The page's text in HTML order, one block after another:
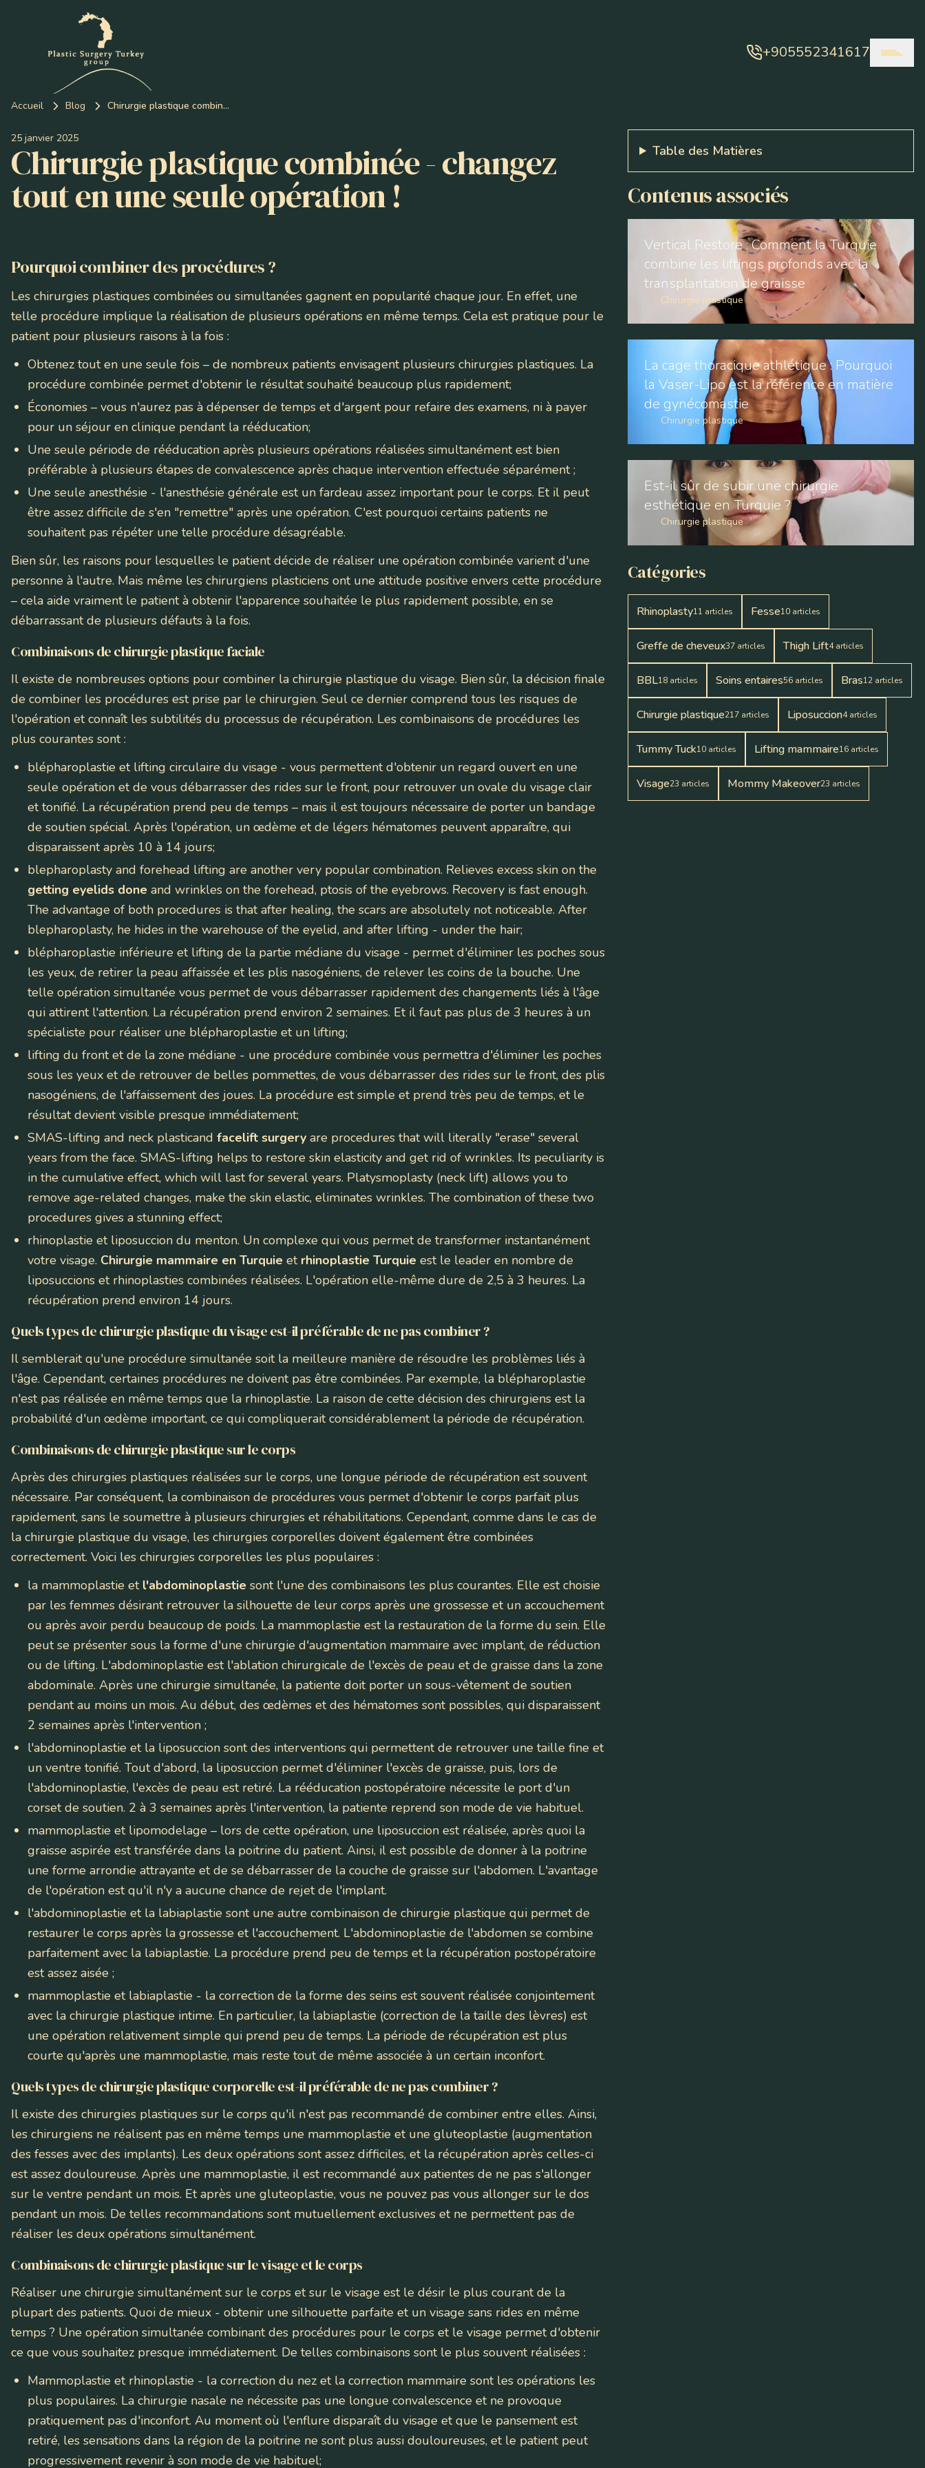
+905552341617
Accueil Blog Chirurgie plastique combinée - changez tout en une seule opération !
25 janvier 2025
Chirurgie plastique combinée - changez
tout en une seule opération !
Pourquoi combiner des procédures ?
Les chirurgies plastiques combinées ou simultanées gagnent en popularité chaque jour. En effet, une
telle procédure implique la réalisation de plusieurs opérations en même temps. Cela est pratique pour le
patient pour plusieurs raisons à la fois :
Obtenez tout en une seule fois – de nombreux patients envisagent plusieurs chirurgies plastiques. La
procédure combinée permet d'obtenir le résultat souhaité beaucoup plus rapidement;
Économies – vous n'aurez pas à dépenser de temps et d'argent pour refaire des examens, ni à payer
pour un séjour en clinique pendant la rééducation;
Une seule période de rééducation après plusieurs opérations réalisées simultanément est bien
préférable à plusieurs étapes de convalescence après chaque intervention effectuée séparément ;
Une seule anesthésie - l'anesthésie générale est un fardeau assez important pour le corps. Et il peut
être assez difficile de s'en "remettre" après une opération. C'est pourquoi certains patients ne
souhaitent pas répéter une telle procédure désagréable.
Bien sûr, les raisons pour lesquelles le patient décide de réaliser une opération combinée varient d'une
personne à l'autre. Mais même les chirurgiens plasticiens ont une attitude positive envers cette procédure
– cela aide vraiment le patient à obtenir l'apparence souhaitée le plus rapidement possible, en se
débarrassant de plusieurs défauts à la fois.
Combinaisons de chirurgie plastique faciale
Il existe de nombreuses options pour combiner la chirurgie plastique du visage. Bien sûr, la décision finale
de combiner les procédures est prise par le chirurgien. Seul ce dernier comprend tous les risques de
l'opération et connaît les subtilités du processus de récupération. Les combinaisons de procédures les
plus courantes sont :
blépharoplastie et lifting circulaire du visage - vous permettent d'obtenir un regard ouvert en une
seule opération et de vous débarrasser des rides sur le front, pour retrouver un ovale du visage clair
et tonifié. La récupération prend peu de temps – mais il est toujours nécessaire de porter un bandage
de soutien spécial. Après l'opération, un œdème et de légers hématomes peuvent apparaître, qui
disparaissent après 10 à 14 jours;
blepharoplasty and forehead lifting are another very popular combination. Relieves excess skin on the
getting eyelids done and wrinkles on the forehead, ptosis of the eyebrows. Recovery is fast enough.
The advantage of both procedures is that after healing, the scars are absolutely not noticeable. After
blepharoplasty, he hides in the warehouse of the eyelid, and after lifting - under the hair;
blépharoplastie inférieure et lifting de la partie médiane du visage - permet d'éliminer les poches sous
les yeux, de retirer la peau affaissée et les plis nasogéniens, de relever les coins de la bouche. Une
telle opération simultanée vous permet de vous débarrasser rapidement des changements liés à l'âge
qui attirent l'attention. La récupération prend environ 2 semaines. Et il faut pas plus de 3 heures à un
spécialiste pour réaliser une blépharoplastie et un lifting;
lifting du front et de la zone médiane - une procédure combinée vous permettra d'éliminer les poches
sous les yeux et de retrouver de belles pommettes, de vous débarrasser des rides sur le front, des plis
nasogéniens, de l'affaissement des joues. La procédure est simple et prend très peu de temps, et le
résultat devient visible presque immédiatement;
SMAS-lifting and neck plasticand facelift surgery are procedures that will literally "erase" several
years from the face. SMAS-lifting helps to restore skin elasticity and get rid of wrinkles. Its peculiarity is
in the cumulative effect, which will last for several years. Platysmoplasty (neck lift) allows you to
remove age-related changes, make the skin elastic, eliminates wrinkles. The combination of these two
procedures gives a stunning effect;
rhinoplastie et liposuccion du menton. Un complexe qui vous permet de transformer instantanément
votre visage. Chirurgie mammaire en Turquie et rhinoplastie Turquie est le leader en nombre de
liposuccions et rhinoplasties combinées réalisées. L'opération elle-même dure de 2,5 à 3 heures. La
récupération prend environ 14 jours.
Quels types de chirurgie plastique du visage est-il préférable de ne pas combiner ?
Il semblerait qu'une procédure simultanée soit la meilleure manière de résoudre les problèmes liés à
l'âge. Cependant, certaines procédures ne doivent pas être combinées. Par exemple, la blépharoplastie
n'est pas réalisée en même temps que la rhinoplastie. La raison de cette décision des chirurgiens est la
probabilité d'un œdème important, ce qui compliquerait considérablement la période de récupération.
Combinaisons de chirurgie plastique sur le corps
Après des chirurgies plastiques réalisées sur le corps, une longue période de récupération est souvent
nécessaire. Par conséquent, la combinaison de procédures vous permet d'obtenir le corps parfait plus
rapidement, sans le soumettre à plusieurs chirurgies et réhabilitations. Cependant, comme dans le cas de
la chirurgie plastique du visage, les chirurgies corporelles doivent également être combinées
correctement. Voici les chirurgies corporelles les plus populaires :
la mammoplastie et l'abdominoplastie sont l'une des combinaisons les plus courantes. Elle est choisie
par les femmes désirant retrouver la silhouette de leur corps après une grossesse et un accouchement
ou après avoir perdu beaucoup de poids. La mammoplastie est la restauration de la forme du sein. Elle
peut se présenter sous la forme d'une chirurgie d'augmentation mammaire avec implant, de réduction
ou de lifting. L'abdominoplastie est l'ablation chirurgicale de l'excès de peau et de graisse dans la zone
abdominale. Après une chirurgie simultanée, la patiente doit porter un sous-vêtement de soutien
pendant au moins un mois. Au début, des œdèmes et des hématomes sont possibles, qui disparaissent
2 semaines après l'intervention ;
l'abdominoplastie et la liposuccion sont des interventions qui permettent de retrouver une taille fine et
un ventre tonifié. Tout d'abord, la liposuccion permet d'éliminer l'excès de graisse, puis, lors de
l'abdominoplastie, l'excès de peau est retiré. La rééducation postopératoire nécessite le port d'un
corset de soutien. 2 à 3 semaines après l'intervention, la patiente reprend son mode de vie habituel.
mammoplastie et lipomodelage – lors de cette opération, une liposuccion est réalisée, après quoi la
graisse aspirée est transférée dans la poitrine du patient. Ainsi, il est possible de donner à la poitrine
une forme arrondie attrayante et de se débarrasser de la couche de graisse sur l'abdomen. L'avantage
de l'opération est qu'il n'y a aucune chance de rejet de l'implant.
l'abdominoplastie et la labiaplastie sont une autre combinaison de chirurgie plastique qui permet de
restaurer le corps après la grossesse et l'accouchement. L'abdominoplastie de l'abdomen se combine
parfaitement avec la labiaplastie. La procédure prend peu de temps et la récupération postopératoire
est assez aisée ;
mammoplastie et labiaplastie - la correction de la forme des seins est souvent réalisée conjointement
avec la chirurgie plastique intime. En particulier, la labiaplastie (correction de la taille des lèvres) est
une opération relativement simple qui prend peu de temps. La période de récupération est plus
courte qu'après une mammoplastie, mais reste tout de même associée à un certain inconfort.
Quels types de chirurgie plastique corporelle est-il préférable de ne pas combiner ?
Il existe des chirurgies plastiques sur le corps qu'il n'est pas recommandé de combiner entre elles. Ainsi,
les chirurgiens ne réalisent pas en même temps une mammoplastie et une gluteoplastie (augmentation
des fesses avec des implants). Les deux opérations sont assez difficiles, et la récupération après celles-ci
est assez douloureuse. Après une mammoplastie, il est recommandé aux patientes de ne pas s'allonger
sur le ventre pendant un mois. Et après une gluteoplastie, vous ne pouvez pas vous allonger sur le dos
pendant un mois. De telles recommandations sont mutuellement exclusives et ne permettent pas de
réaliser les deux opérations simultanément.
Combinaisons de chirurgie plastique sur le visage et le corps
Réaliser une chirurgie simultanément sur le corps et sur le visage est le désir le plus courant de la
plupart des patients. Quoi de mieux - obtenir une silhouette parfaite et un visage sans rides en même
temps ? Une opération simultanée combinant des procédures pour le corps et le visage permet d'obtenir
ce que vous souhaitez presque immédiatement. De telles combinaisons sont le plus souvent réalisées :
Mammoplastie et rhinoplastie - la correction du nez et la correction mammaire sont les opérations les
plus populaires. La chirurgie nasale ne nécessite pas une longue convalescence et ne provoque
pratiquement pas d'inconfort. Au moment où l'enflure disparaît du visage et que le pansement est
retiré, les sensations dans la région de la poitrine ne sont plus aussi douloureuses, et le patient peut
progressivement revenir à son mode de vie habituel;
Table des Matières
Contenus associés
Vertical Restore : Comment la Turquie
combine les liftings profonds avec la
transplantation de graisse
Chirurgie plastique
La cage thoracique athlétique : Pourquoi
la Vaser-Lipo est la référence en matière
de gynécomastie
Chirurgie plastique
Est-il sûr de subir une chirurgie
esthétique en Turquie ?
Chirurgie plastique
Catégories
Rhinoplasty11 articles Fesse10 articles
Greffe de cheveux37 articles Thigh Lift4 articles
BBL18 articles Soins entaires56 articles Bras12 articles
Chirurgie plastique217 articles Liposuccion4 articles
Tummy Tuck10 articles Lifting mammaire16 articles
Visage23 articles Mommy Makeover23 articles